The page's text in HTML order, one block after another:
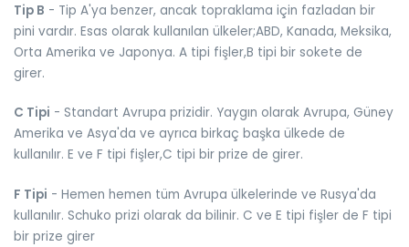
Tip B - Tip A'ya benzer, ancak topraklama için fazladan bir
pini vardır. Esas olarak kullanılan ülkeler;ABD, Kanada, Meksika,
Orta Amerika ve Japonya. A tipi fişler,B tipi bir sokete de
girer.
C Tipi - Standart Avrupa prizidir. Yaygın olarak Avrupa, Güney
Amerika ve Asya'da ve ayrıca birkaç başka ülkede de
kullanılır. E ve F tipi fişler,C tipi bir prize de girer.
F Tipi - Hemen hemen tüm Avrupa ülkelerinde ve Rusya'da
kullanılır. Schuko prizi olarak da bilinir. C ve E tipi fişler de F tipi
bir prize girer